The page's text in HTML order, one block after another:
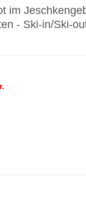
im
- Ski-in/Ski-